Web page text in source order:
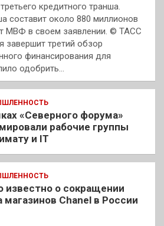
кредитного транша.
составит около 880 миллионов
МВФ в своем заявлении. © ТАСС
завершит третий обзор
финансирования для
одобрить…
«Северного форума»
рабочие группы
и IT
известно о сокращении
магазинов Chanel в России